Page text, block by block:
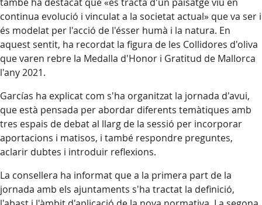
continua evolució i vinculat a la societat actual» que va ser i
és modelat per l'acció de l'ésser humà i la natura. En
aquest sentit, ha recordat la figura de les Collidores d'oliva
que varen rebre la Medalla d'Honor i Gratitud de Mallorca
l'any 2021.
Garcías ha explicat com s'ha organitzat la jornada d'avui,
que està pensada per abordar diferents temàtiques amb
tres espais de debat al llarg de la sessió per incorporar
aportacions i matisos, i també respondre preguntes,
aclarir dubtes i introduir reflexions.
La consellera ha informat que a la primera part de la
jornada amb els ajuntaments s'ha tractat la definició,